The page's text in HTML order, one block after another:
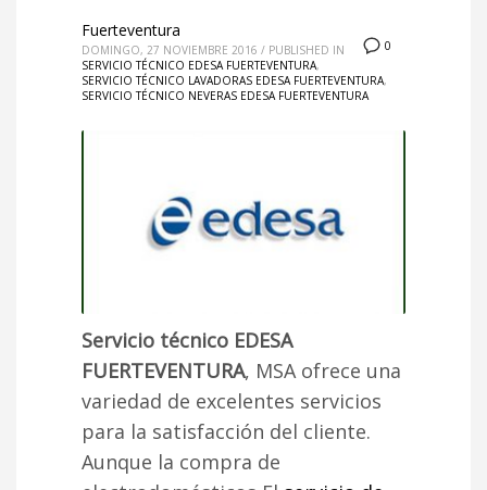
0
Fuerteventura
DOMINGO, 27 NOVIEMBRE 2016 / PUBLISHED IN
SERVICIO TÉCNICO EDESA FUERTEVENTURA,
SERVICIO TÉCNICO LAVADORAS EDESA FUERTEVENTURA,
SERVICIO TÉCNICO NEVERAS EDESA FUERTEVENTURA
Servicio técnico EDESA
FUERTEVENTURA, MSA ofrece una
variedad de excelentes servicios
para la satisfacción del cliente.
Aunque la compra de